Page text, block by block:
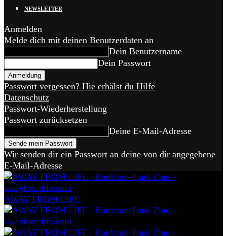
NEWSLETTER
Anmelden
Melde dich mit deinen Benutzerdaten an
Dein Benutzername
Dein Passwort
Passwort vergessen? Hie erhälst du Hilfe
Datenschutz
Passwort-Wiederherstellung
Passwort zurücksetzen
Deine E-Mail-Adresse
Wir senden dir ein Passwort an deine von dir angegebene
E-Mail-Adresse
AWAY FROM LIFE